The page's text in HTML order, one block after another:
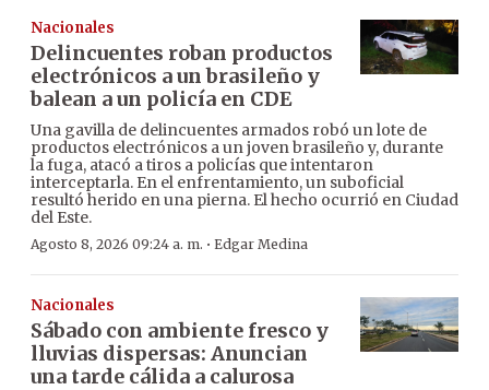
Nacionales
Delincuentes roban productos
electrónicos a un brasileño y
balean a un policía en CDE
Una gavilla de delincuentes armados robó un lote de
productos electrónicos a un joven brasileño y, durante
la fuga, atacó a tiros a policías que intentaron
interceptarla. En el enfrentamiento, un suboficial
resultó herido en una pierna. El hecho ocurrió en Ciudad
del Este.
Agosto 8, 2026 09:24 a. m. · Edgar Medina
Nacionales
Sábado con ambiente fresco y
lluvias dispersas: Anuncian
una tarde cálida a calurosa